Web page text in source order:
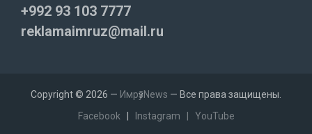
+992 93 103 7777
reklamaimruz@mail.ru
Copyright © 2026 — ИмрӯзNews — Все права защищены.
Facebook| Instagram YouTube